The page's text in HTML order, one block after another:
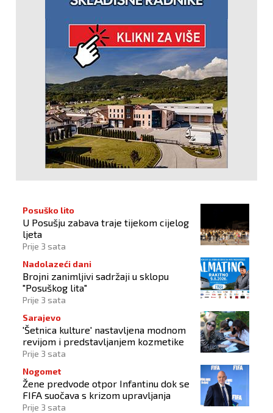
Posuško lito
U Posušju zabava traje tijekom cijelog
ljeta
Prije 3 sata
Nadolazeći dani
Brojni zanimljivi sadržaji u sklopu
"Posuškog lita"
Prije 3 sata
Sarajevo
'Šetnica kulture' nastavljena modnom
revijom i predstavljanjem kozmetike
Prije 3 sata
Nogomet
Žene predvode otpor Infantinu dok se
FIFA suočava s krizom upravljanja
Prije 3 sata